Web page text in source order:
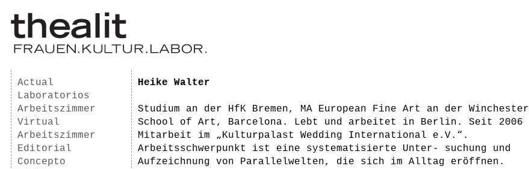
Actual
Laboratorios
Arbeitszimmer
Virtual
Arbeitszimmer
Editorial
Concepto
Heike Walter
Studium an der HfK Bremen, MA European Fine Art an der Winchester
School of Art, Barcelona. Lebt und arbeitet in Berlin. Seit 2006
Mitarbeit im „Kulturpalast Wedding International e.V.“.
Arbeitsschwerpunkt ist eine systematisierte Unter- suchung und
Aufzeichnung von Parallelwelten, die sich im Alltag eröffnen.